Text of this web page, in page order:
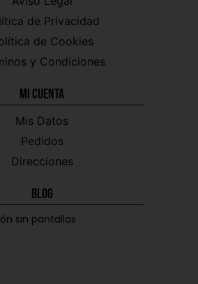
de Privacidad
de Cookies
y Condiciones
Mi CUENTA
Mis Datos
Pedidos
Direcciones
Blog
sin pantallas